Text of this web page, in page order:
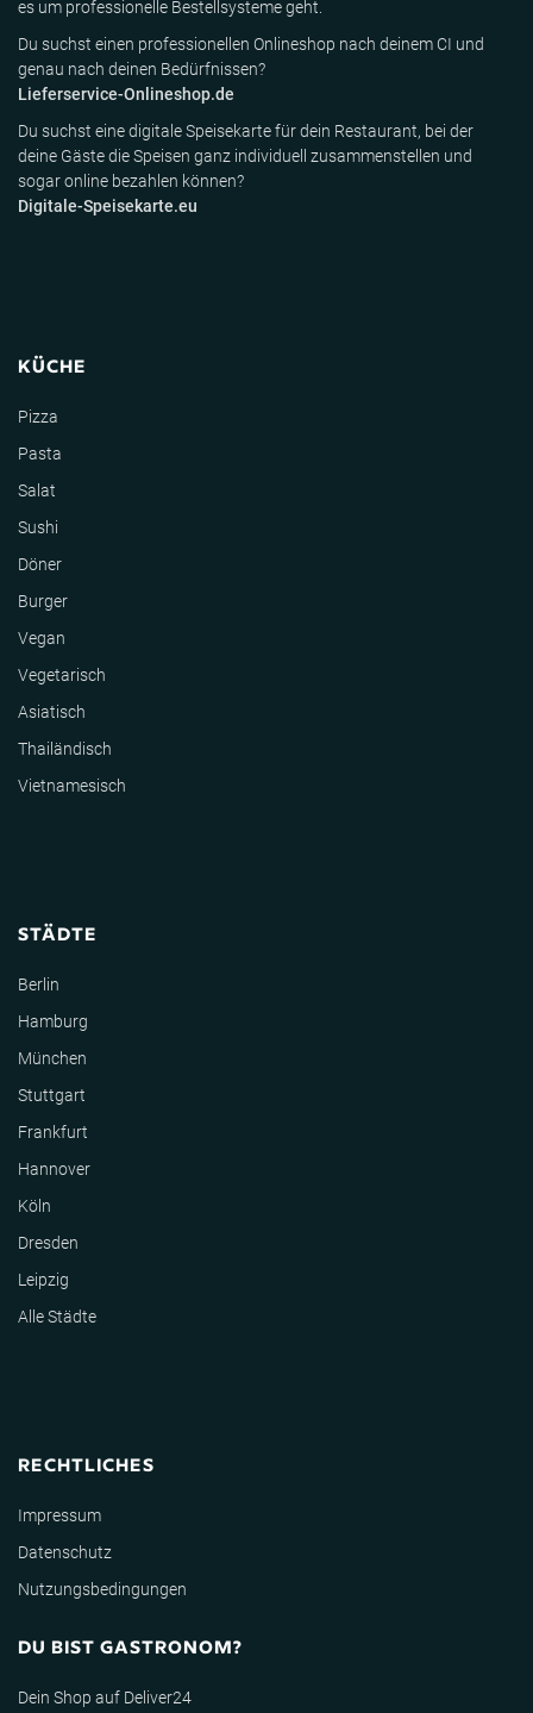
es um professionelle Bestellsysteme geht.
Du suchst einen professionellen Onlineshop nach deinem CI und
genau nach deinen Bedürfnissen?
Lieferservice-Onlineshop.de
Du suchst eine digitale Speisekarte für dein Restaurant, bei der
deine Gäste die Speisen ganz individuell zusammenstellen und
sogar online bezahlen können?
Digitale-Speisekarte.eu
KÜCHE
Pizza
Pasta
Salat
Sushi
Döner
Burger
Vegan
Vegetarisch
Asiatisch
Thailändisch
Vietnamesisch
STÄDTE
Berlin
Hamburg
München
Stuttgart
Frankfurt
Hannover
Köln
Dresden
Leipzig
Alle Städte
RECHTLICHES
Impressum
Datenschutz
Nutzungsbedingungen
DU BIST GASTRONOM?
Dein Shop auf Deliver24